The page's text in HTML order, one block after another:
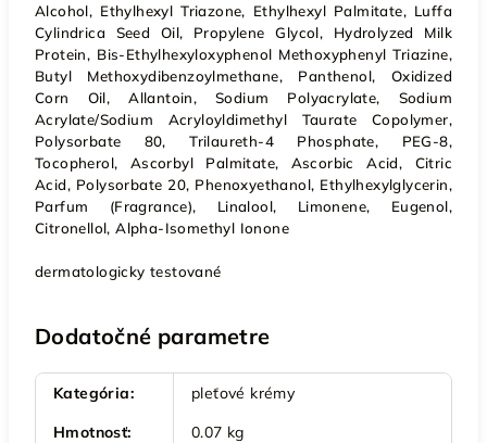
Alcohol, Ethylhexyl Triazone, Ethylhexyl Palmitate, Luffa
Cylindrica Seed Oil, Propylene Glycol, Hydrolyzed Milk
Protein, Bis-Ethylhexyloxyphenol Methoxyphenyl Triazine,
Butyl Methoxydibenzoylmethane, Panthenol, Oxidized
Corn Oil, Allantoin, Sodium Polyacrylate, Sodium
Acrylate/Sodium Acryloyldimethyl Taurate Copolymer,
Polysorbate 80, Trilaureth-4 Phosphate, PEG-8,
Tocopherol, Ascorbyl Palmitate, Ascorbic Acid, Citric
Acid, Polysorbate 20, Phenoxyethanol, Ethylhexylglycerin,
Parfum (Fragrance), Linalool, Limonene, Eugenol,
Citronellol, Alpha-Isomethyl Ionone
dermatologicky testované
Dodatočné parametre
Kategória:
pleťové krémy
Hmotnosť:
0.07 kg